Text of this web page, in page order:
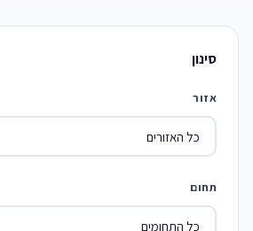
סינון
אזור
תחום